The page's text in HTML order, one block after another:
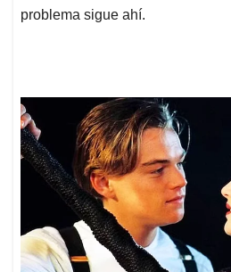
problema sigue ahí.